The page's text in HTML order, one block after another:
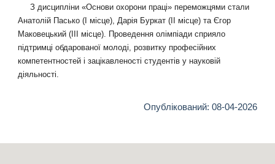
З дисципліни «Основи охорони праці» переможцями стали
Анатолій Пасько (І місце), Дарія Буркат (ІІ місце) та Єгор
Маковецький (ІІІ місце). Проведення олімпіади сприяло
підтримці обдарованої молоді, розвитку професійних
компетентностей і зацікавленості студентів у науковій
діяльності.
Опублікований: 08-04-2026